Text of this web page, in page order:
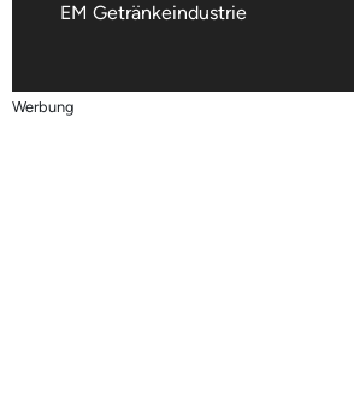
EM Getränkeindustrie
Werbung